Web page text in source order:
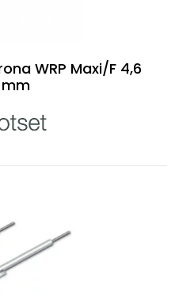
WRP Maxi/F 4,6
mm